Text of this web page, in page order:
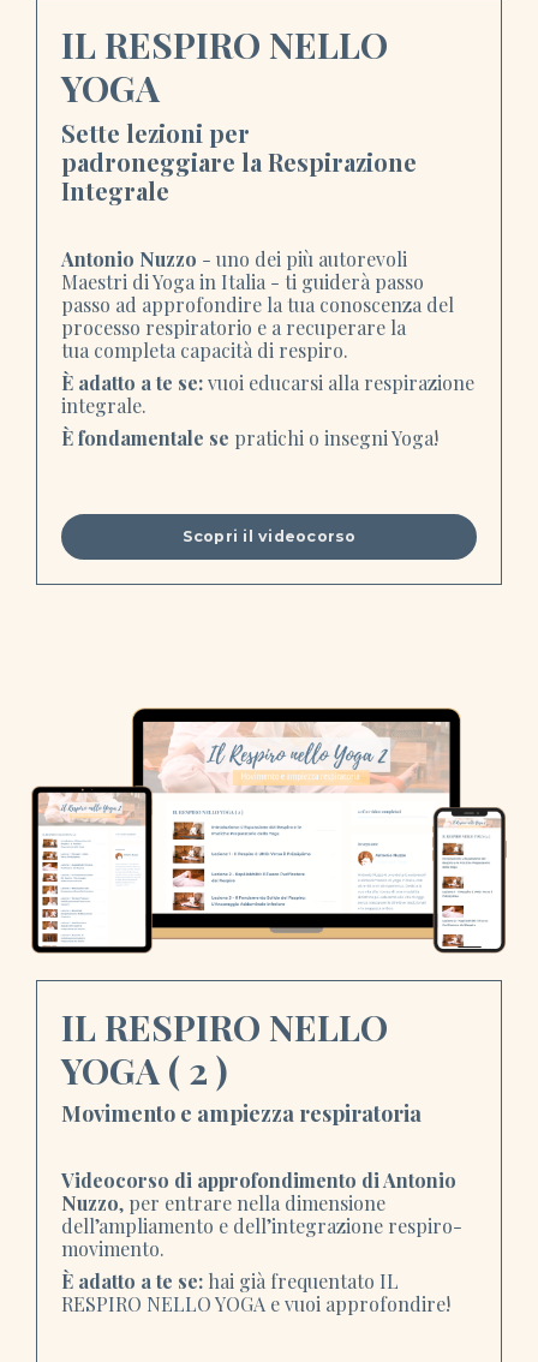
IL RESPIRO NELLO
YOGA
Sette lezioni per
padroneggiare la Respirazione
Integrale
Antonio Nuzzo - uno dei più autorevoli
Maestri di Yoga in Italia - ti guiderà passo
passo ad approfondire la tua conoscenza del
processo respiratorio e a recuperare la
tua completa capacità di respiro.
È adatto a te se:vuoi educarsi alla respirazione
integrale.
È fondamentale se pratichi o insegni Yoga!
Scopri il videocorso
IL RESPIRO NELLO
YOGA ( 2 )
Movimento e ampiezza respiratoria
Videocorso di approfondimento di Antonio
Nuzzo, per entrare nella dimensione
dell’ampliamento e dell’integrazione respiro-
movimento.
È adatto a te se: hai già frequentato IL
RESPIRO NELLO YOGA e vuoi approfondire!